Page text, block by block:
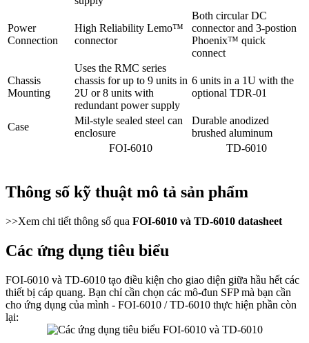
Power
Connection
High Reliability Lemo™
connector
Both circular DC
connector and 3-postion
Phoenix™ quick
connect
Chassis
Mounting
Uses the RMC series
chassis for up to 9 units in
2U or 8 units with
redundant power supply
6 units in a 1U with the
optional TDR-01
Case
Mil-style sealed steel can
enclosure
Durable anodized
brushed aluminum
FOI-6010
TD-6010
Thông số kỹ thuật mô tả sản phẩm
>>Xem chi tiết thông số qua FOI-6010 và TD-6010 datasheet
Các ứng dụng tiêu biểu
FOI-6010 và TD-6010 tạo điều kiện cho giao diện giữa hầu hết các
thiết bị cáp quang. Bạn chỉ cần chọn các mô-đun SFP mà bạn cần
cho ứng dụng của mình - FOI-6010 /TD-6010 thực hiện phần còn
lại: